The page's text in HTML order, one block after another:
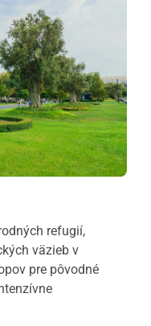
refugií,
väzieb v
pre pôvodné